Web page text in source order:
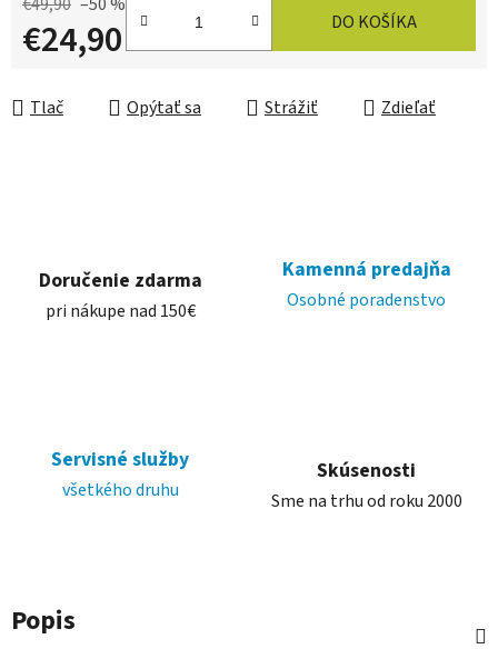
€24,90 DO KOŠÍKA
Tlač Opýtať sa Strážiť Zdieľať
Doručenie zdarma
pri nákupe nad 150€
Kamenná predajňa
Osobné poradenstvo
Servisné služby
všetkého druhu
Skúsenosti
Sme na trhu od roku 2000
Popis